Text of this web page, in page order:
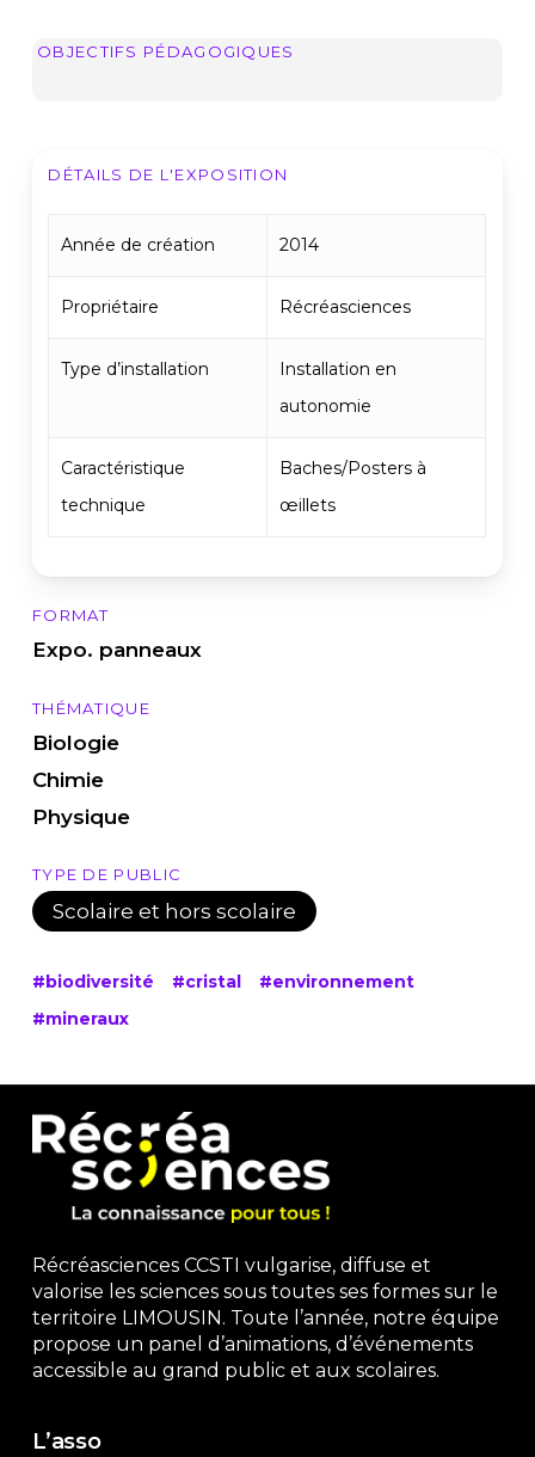
OBJECTIFS PÉDAGOGIQUES
DÉTAILS DE L'EXPOSITION
Année de création 2014
Propriétaire Récréasciences
Type d’installation
Installation en
autonomie
Caractéristique
technique
Baches/Posters à
œillets
FORMAT
Expo. panneaux
THÉMATIQUE
Biologie
Chimie
Physique
TYPE DE PUBLIC
Scolaire et hors scolaire
#biodiversité #cristal
#environnement
#mineraux
Récréasciences CCSTI vulgarise, diffuse et
valorise les sciences sous toutes ses formes sur le
territoire LIMOUSIN. Toute l’année, notre équipe
propose un panel d’animations, d’événements
accessible au grand public et aux scolaires.
L’asso